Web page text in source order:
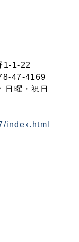
1-1-22
47-4169
日曜・祝日
index.html